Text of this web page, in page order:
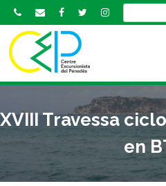
k
o
e
XVIII Travessa
en